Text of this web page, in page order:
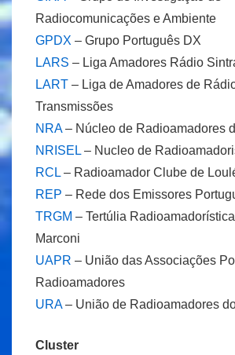
Radiocomunicações e Ambiente
GPDX – Grupo Português DX
LARS – Liga Amadores Rádio
LART – Liga de Amadores de
Transmissões
NRA– Núcleo de Radioamadores
NRISEL – Nucleo de
RCL – Radioamador Clube de
REP – Rede dos Emissores
TRGM – Tertúlia
Marconi
UAPR – União das Associações
Radioamadores
URA– União de Radioamadores
Cluster